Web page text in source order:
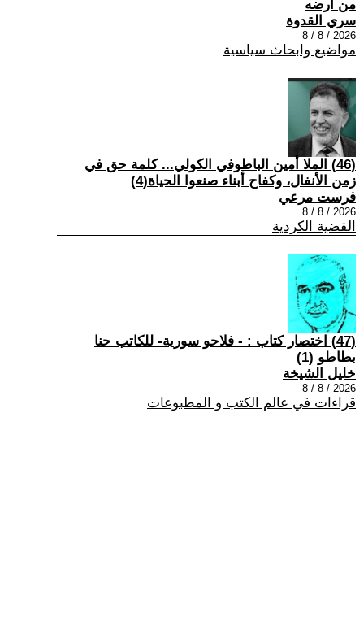
من أرضه
سري القدوة
2026 / 8 / 8
مواضيع وابحاث سياسية
(46) الملا أمين الباطوفي الكولي... كلمة حق في
زمن الأنفال، وكفاح أبناء صنعوا الحياة(4)
فرست مرعي
2026 / 8 / 8
القضية الكردية
(47) اختصار كتاب : - فلاحو سورية- للكاتب حنا
بطاطو (1)
خليل الشيخة
2026 / 8 / 8
قراءات في عالم الكتب و المطبوعات